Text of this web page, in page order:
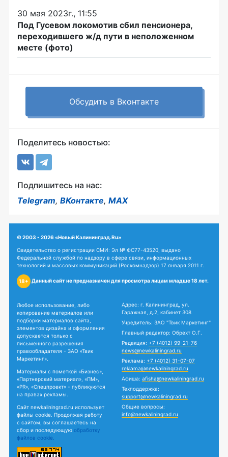
30 мая 2023г., 11:55
Под Гусевом локомотив сбил пенсионера,
переходившего ж/д пути в неположенном
месте (фото)
Обсудить в Вконтакте
Поделитесь новостью:
Подпишитесь на нас:
Telegram, ВКонтакте, MAX
© 2003 - 2026 «Новый Калининград.Ru»
Свидетельство о регистрации СМИ: Эл № ФС77-43520, выдано
Федеральной службой по надзору в сфере связи, информационных
технологий и массовых коммуникаций (Роскомнадзор) 17 января 2011 г.
18+ Данный сайт не предназначен для просмотра лицам младше 18 лет.
Любое использование, либо
копирование материалов или
подборки материалов сайта,
элементов дизайна и оформления
допускается только с
письменного разрешения
правообладателя - ЗАО «Твик
Маркетинг».
Материалы с пометкой «Бизнес»,
«Партнерский материал», «ПМ»,
«PR», «Спецпроект» - публикуются
на правах рекламы.
Сайт newkaliningrad.ru использует
файлы cookie. Продолжая работу
с сайтом, вы соглашаетесь на
сбор и последующую обработку
файлов cookie.
Адрес: г. Калининград, ул.
Гаражная, д.2, кабинет 308
Учредитель: ЗАО "Твик Маркетинг"
Главный редактор: Обрехт О.Г.
Редакция: +7 (4012) 99-21-76
news@newkaliningrad.ru
Реклама: +7 (4012) 31-07-07
reklama@newkaliningrad.ru
Афиша: afisha@newkaliningrad.ru
Техподдержка:
support@newkaliningrad.ru
Общие вопросы:
info@newkaliningrad.ru